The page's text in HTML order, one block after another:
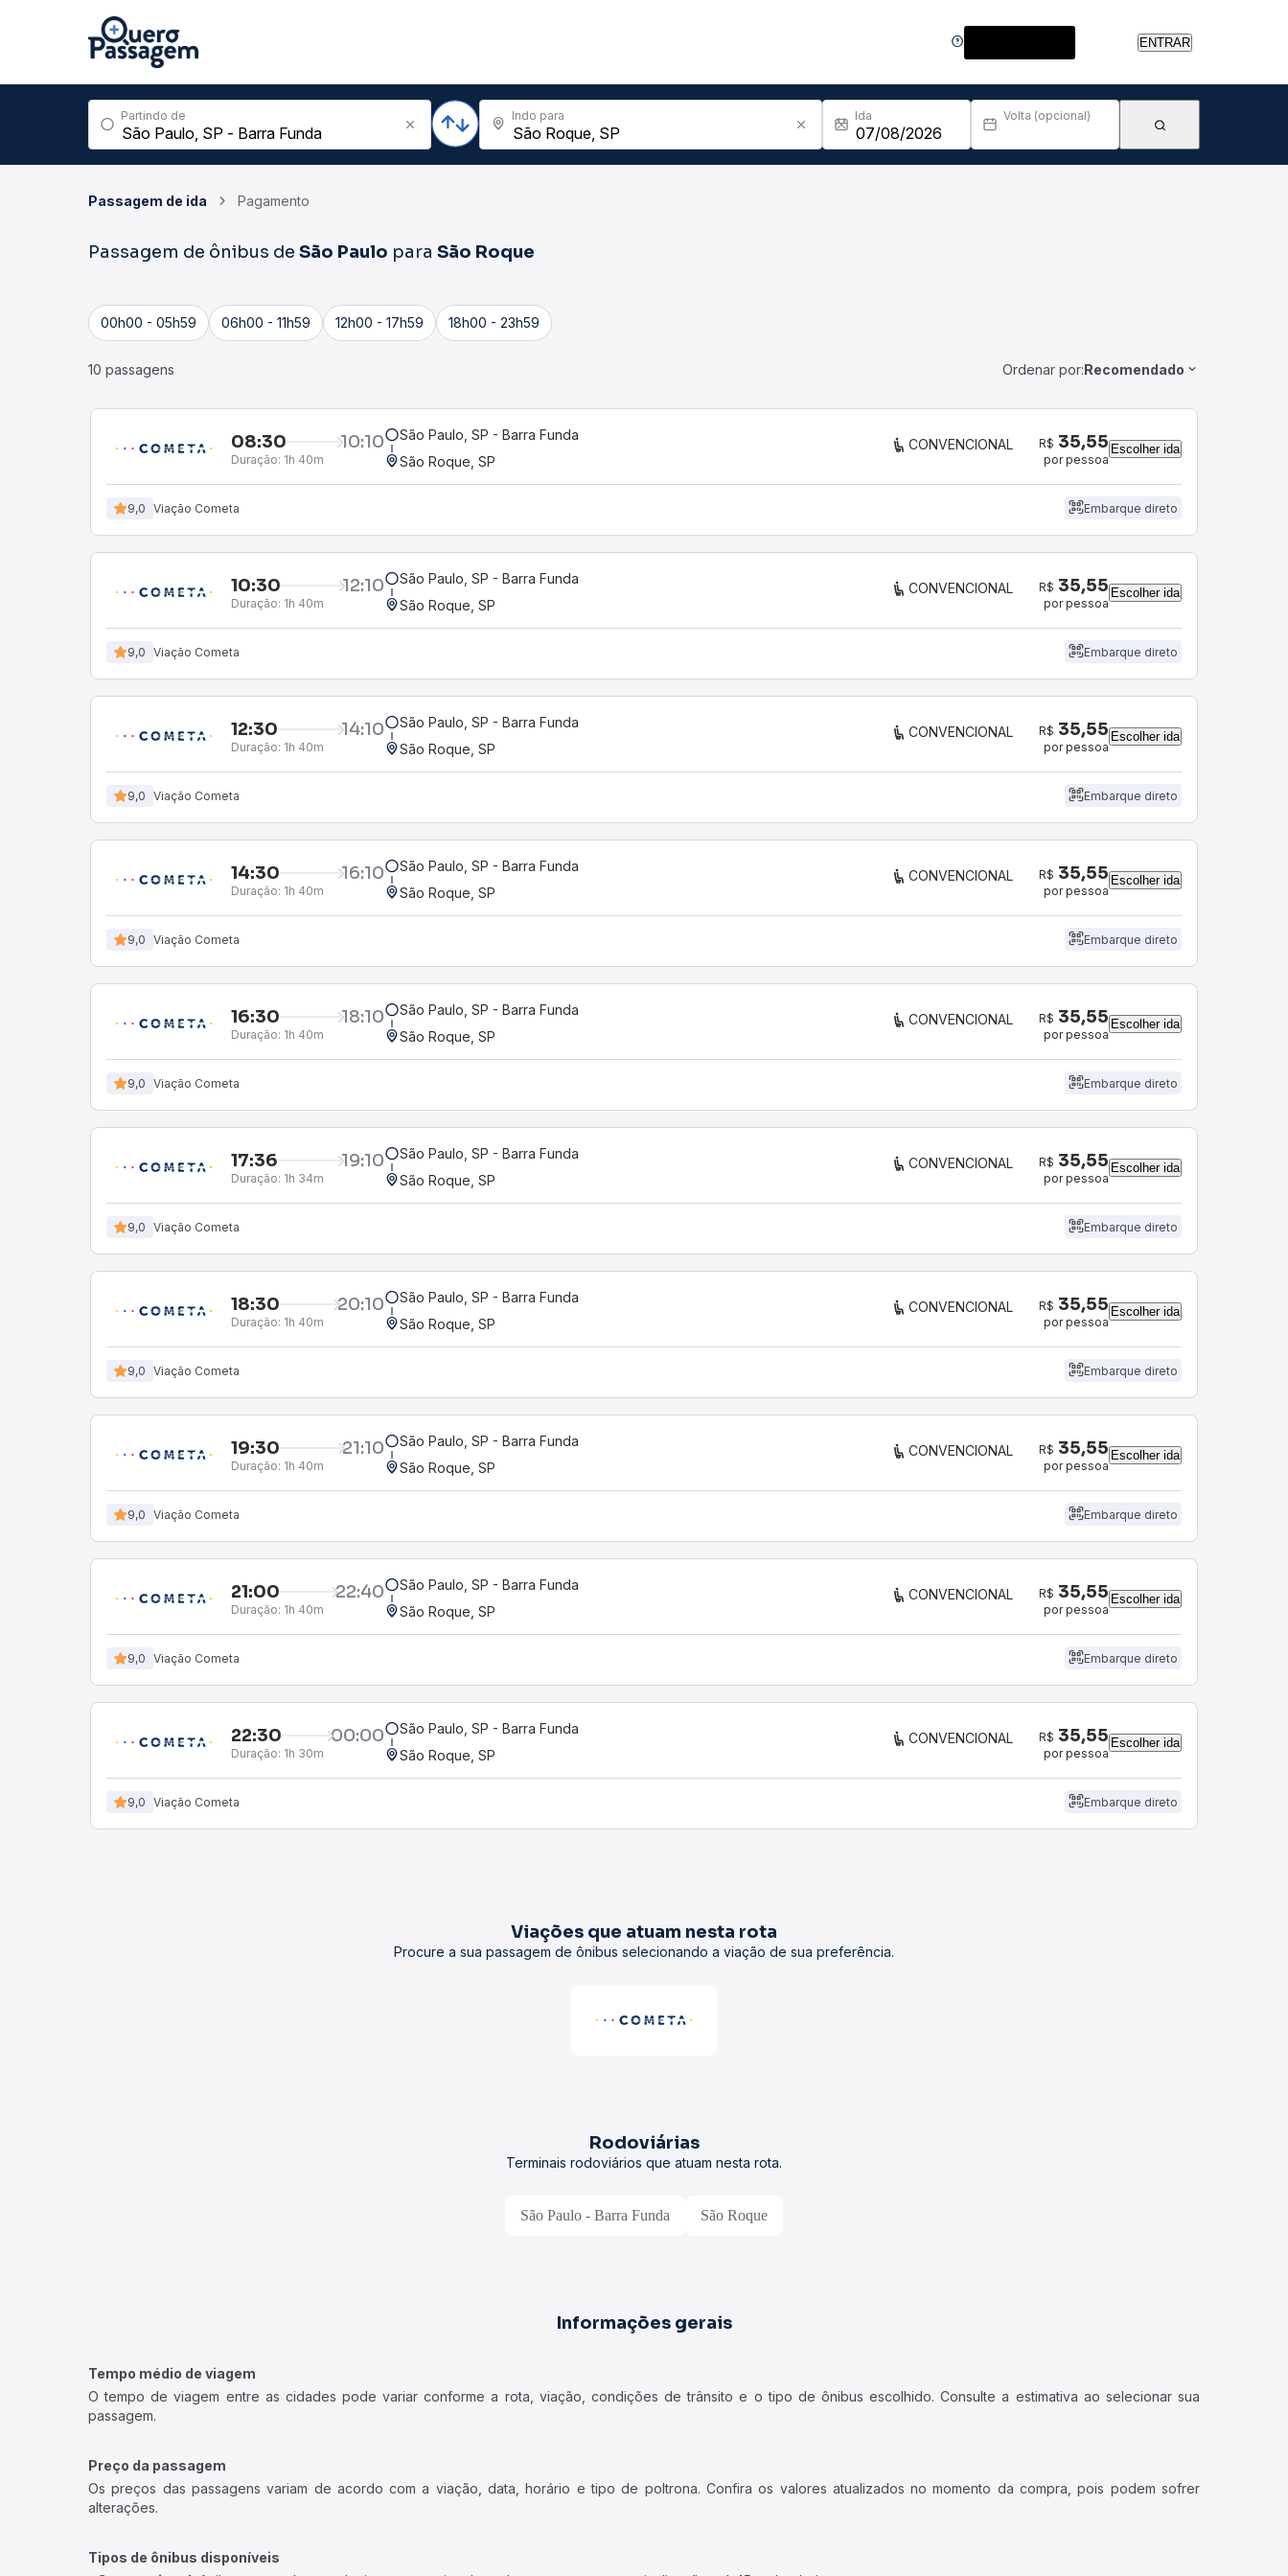
ENTRAR
Partindo de Indo para Ida Volta (opcional)
Passagem de ida Pagamento
Passagem de ônibus de São Paulo para São Roque
00h00 - 05h59 06h00 - 11h59 12h00 - 17h59 18h00 - 23h59
10 passagens Ordenar por:Recomendado
08:30 10:10
Duração: 1h 40m
São Paulo, SP - Barra Funda
São Roque, SP
CONVENCIONAL R$ 35,55
por pessoa
Escolher ida
9,0 Viação Cometa Embarque direto
10:30 12:10
Duração: 1h 40m
São Paulo, SP - Barra Funda
São Roque, SP
CONVENCIONAL R$ 35,55
por pessoa
Escolher ida
9,0 Viação Cometa Embarque direto
12:30 14:10
Duração: 1h 40m
São Paulo, SP - Barra Funda
São Roque, SP
CONVENCIONAL R$ 35,55
por pessoa
Escolher ida
9,0 Viação Cometa Embarque direto
14:30 16:10
Duração: 1h 40m
São Paulo, SP - Barra Funda
São Roque, SP
CONVENCIONAL R$ 35,55
por pessoa
Escolher ida
9,0 Viação Cometa Embarque direto
16:30 18:10
Duração: 1h 40m
São Paulo, SP - Barra Funda
São Roque, SP
CONVENCIONAL R$ 35,55
por pessoa
Escolher ida
9,0 Viação Cometa Embarque direto
17:36 19:10
Duração: 1h 34m
São Paulo, SP - Barra Funda
São Roque, SP
CONVENCIONAL R$ 35,55
por pessoa
Escolher ida
9,0 Viação Cometa Embarque direto
18:30 20:10
Duração: 1h 40m
São Paulo, SP - Barra Funda
São Roque, SP
CONVENCIONAL R$ 35,55
por pessoa
Escolher ida
9,0 Viação Cometa Embarque direto
19:30 21:10
Duração: 1h 40m
São Paulo, SP - Barra Funda
São Roque, SP
CONVENCIONAL R$ 35,55
por pessoa
Escolher ida
9,0 Viação Cometa Embarque direto
21:00 22:40
Duração: 1h 40m
São Paulo, SP - Barra Funda
São Roque, SP
CONVENCIONAL R$ 35,55
por pessoa
Escolher ida
9,0 Viação Cometa Embarque direto
22:30 00:00
Duração: 1h 30m
São Paulo, SP - Barra Funda
São Roque, SP
CONVENCIONAL R$ 35,55
por pessoa
Escolher ida
9,0 Viação Cometa Embarque direto
Viações que atuam nesta rota
Procure a sua passagem de ônibus selecionando a viação de sua preferência.
Rodoviárias
Terminais rodoviários que atuam nesta rota.
São Paulo - Barra Funda São Roque
Informações gerais
Tempo médio de viagem
O tempo de viagem entre as cidades pode variar conforme a rota, viação, condições de trânsito e o tipo de ônibus escolhido. Consulte a estimativa ao selecionar sua
passagem.
Preço da passagem
Os preços das passagens variam de acordo com a viação, data, horário e tipo de poltrona. Confira os valores atualizados no momento da compra, pois podem sofrer
alterações.
Tipos de ônibus disponíveis